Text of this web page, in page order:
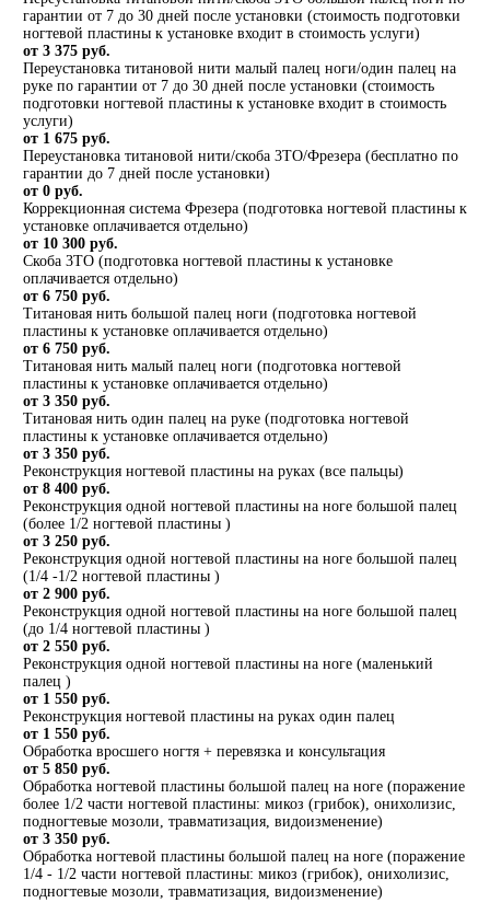
гарантии от 7 до 30 дней после установки (стоимость подготовки
ногтевой пластины к установке входит в стоимость услуги)
от 3 375 руб.
Переустановка титановой нити малый палец ноги/один палец на
руке по гарантии от 7 до 30 дней после установки (стоимость
подготовки ногтевой пластины к установке входит в стоимость
услуги)
от 1 675 руб.
Переустановка титановой нити/скоба 3ТО/Фрезера (бесплатно по
гарантии до 7 дней после установки)
от 0 руб.
Коррекционная система Фрезера (подготовка ногтевой пластины к
установке оплачивается отдельно)
от 10 300 руб.
Скоба 3ТО (подготовка ногтевой пластины к установке
оплачивается отдельно)
от 6 750 руб.
Титановая нить большой палец ноги (подготовка ногтевой
пластины к установке оплачивается отдельно)
от 6 750 руб.
Титановая нить малый палец ноги (подготовка ногтевой
пластины к установке оплачивается отдельно)
от 3 350 руб.
Титановая нить один палец на руке (подготовка ногтевой
пластины к установке оплачивается отдельно)
от 3 350 руб.
Реконструкция ногтевой пластины на руках (все пальцы)
от 8 400 руб.
Реконструкция одной ногтевой пластины на ноге большой палец
(более 1/2 ногтевой пластины )
от 3 250 руб.
Реконструкция одной ногтевой пластины на ноге большой палец
(1/4 -1/2 ногтевой пластины )
от 2 900 руб.
Реконструкция одной ногтевой пластины на ноге большой палец
(до 1/4 ногтевой пластины )
от 2 550 руб.
Реконструкция одной ногтевой пластины на ноге (маленький
палец )
от 1 550 руб.
Реконструкция ногтевой пластины на руках один палец
от 1 550 руб.
Обработка вросшего ногтя + перевязка и консультация
от 5 850 руб.
Обработка ногтевой пластины большой палец на ноге (поражение
более 1/2 части ногтевой пластины: микоз (грибок), онихолизис,
подногтевые мозоли, травматизация, видоизменение)
от 3 350 руб.
Обработка ногтевой пластины большой палец на ноге (поражение
1/4 - 1/2 части ногтевой пластины: микоз (грибок), онихолизис,
подногтевые мозоли, травматизация, видоизменение)